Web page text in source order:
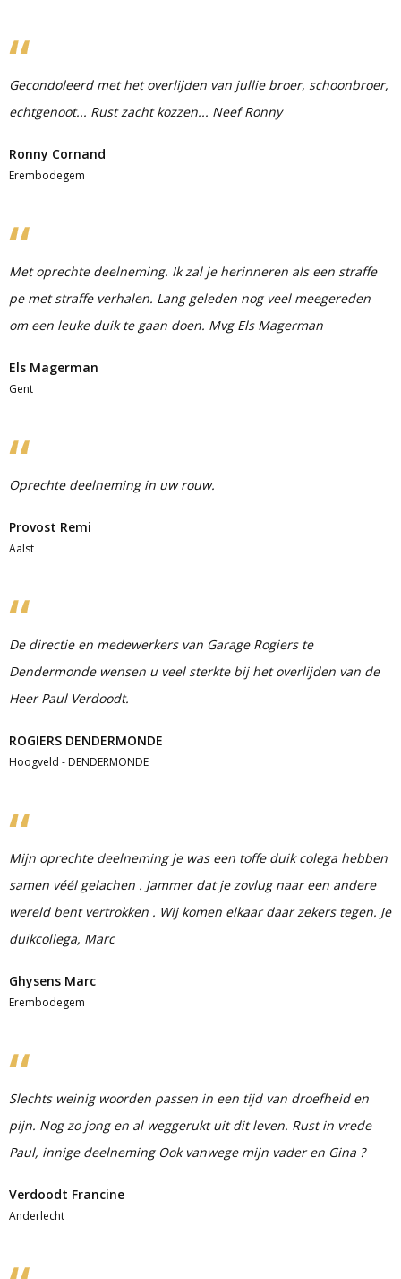
Gecondoleerd met het overlijden van jullie broer, schoonbroer,
echtgenoot... Rust zacht kozzen... Neef Ronny
Ronny Cornand
Erembodegem
Met oprechte deelneming. Ik zal je herinneren als een straffe
pe met straffe verhalen. Lang geleden nog veel meegereden
om een leuke duik te gaan doen. Mvg Els Magerman
Els Magerman
Gent
Oprechte deelneming in uw rouw.
Provost Remi
Aalst
De directie en medewerkers van Garage Rogiers te
Dendermonde wensen u veel sterkte bij het overlijden van de
Heer Paul Verdoodt.
ROGIERS DENDERMONDE
Hoogveld - DENDERMONDE
Mijn oprechte deelneming je was een toffe duik colega hebben
samen véél gelachen . Jammer dat je zovlug naar een andere
wereld bent vertrokken . Wij komen elkaar daar zekers tegen. Je
duikcollega, Marc
Ghysens Marc
Erembodegem
Slechts weinig woorden passen in een tijd van droefheid en
pijn. Nog zo jong en al weggerukt uit dit leven. Rust in vrede
Paul, innige deelneming Ook vanwege mijn vader en Gina ?
Verdoodt Francine
Anderlecht